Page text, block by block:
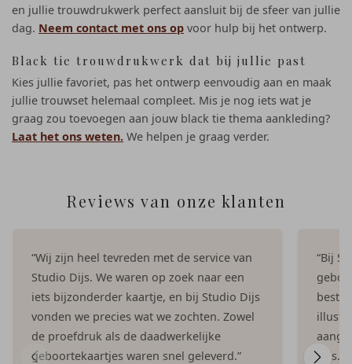
en jullie trouwdrukwerk perfect aansluit bij de sfeer van jullie
dag. Neem contact met ons op voor hulp bij het ontwerp.
Black tie trouwdrukwerk dat bij jullie past
Kies jullie favoriet, pas het ontwerp eenvoudig aan en maak
jullie trouwset helemaal compleet. Mis je nog iets wat je
graag zou toevoegen aan jouw black tie thema aankleding?
Laat het ons weten. We helpen je graag verder.
Reviews van onze klanten
“Wij zijn heel tevreden met de service van
Studio Dijs. We waren op zoek naar een
iets bijzonderder kaartje, en bij Studio Dijs
vonden we precies wat we zochten. Zowel
de proefdruk als de daadwerkelijke
geboortekaartjes waren snel geleverd.”
“Bij
Dijs.